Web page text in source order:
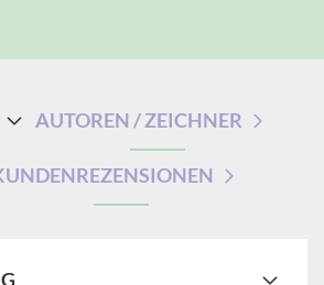
AUTOREN / ZEICHNER